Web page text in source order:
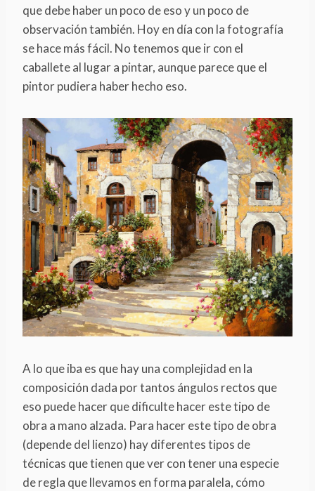
que debe haber un poco de eso y un poco de
observación también. Hoy en día con la fotografía
se hace más fácil. No tenemos que ir con el
caballete al lugar a pintar, aunque parece que el
pintor pudiera haber hecho eso.
A lo que iba es que hay una complejidad en la
composición dada por tantos ángulos rectos que
eso puede hacer que dificulte hacer este tipo de
obra a mano alzada. Para hacer este tipo de obra
(depende del lienzo) hay diferentes tipos de
técnicas que tienen que ver con tener una especie
de regla que llevamos en forma paralela, cómo